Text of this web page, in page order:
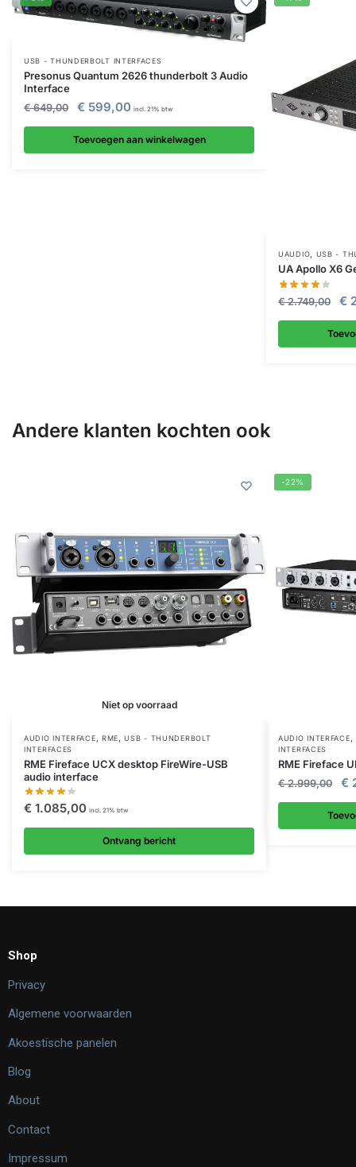
USB - THUNDERBOLT INTERFACES
Presonus Quantum 2626 thunderbolt 3 Audio
Interface
€649,00 € 599,00 incl. 21% btw
Toevoegen aan winkelwagen
UAUDIO, USB -
UA Apollo X6
€2.749,00 €
Andere klanten kochten ook
Niet op voorraad
AUDIO INTERFACE, RME,USB - THUNDERBOLT
INTERFACES
RME Fireface UCX desktop FireWire-USB
audio interface
€ 1.085,00 incl. 21% btw
Ontvang bericht
-22%
AUDIO INTERFACE,
INTERFACES
RME Fireface
€2.999,00 €
Shop
Privacy
Algemene voorwaarden
Akoestische panelen
Blog
About
Contact
Impressum